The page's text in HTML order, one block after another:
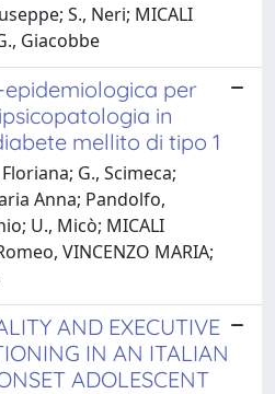
S., Neri; MICALI
Giacobbe
per
in
mellito di tipo 1
G., Scimeca;
Anna; Pandolfo,
U., Micò; MICALI
VINCENZO MARIA;
AND EXECUTIVE
IN AN ITALIAN
ADOLESCENT